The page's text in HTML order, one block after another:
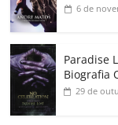
6 de
Paradise
Biografia
29 de